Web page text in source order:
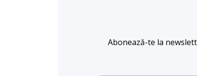
Abonează-te la